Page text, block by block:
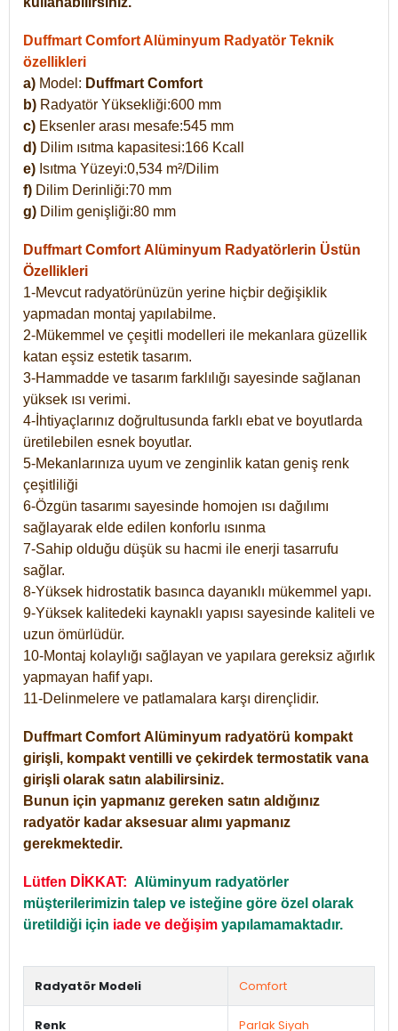
Duffmart Comfort Alüminyum Radyatör Teknik
özellikleri
a) Model: Duffmart Comfort
b) Radyatör Yüksekliği:600 mm
c) Eksenler arası mesafe:545 mm
d) Dilim ısıtma kapasitesi:166 Kcall
e) Isıtma Yüzeyi:0,534 m²/Dilim
f) Dilim Derinliği:70 mm
g) Dilim genişliği:80 mm
Duffmart Comfort Alüminyum Radyatörlerin Üstün
Özellikleri
1-Mevcut radyatörünüzün yerine hiçbir değişiklik
yapmadan montaj yapılabilme.
2-Mükemmel ve çeşitli modelleri ile mekanlara güzellik
katan eşsiz estetik tasarım.
3-Hammadde ve tasarım farklılığı sayesinde sağlanan
yüksek ısı verimi.
4-İhtiyaçlarınız doğrultusunda farklı ebat ve boyutlarda
üretilebilen esnek boyutlar.
5-Mekanlarınıza uyum ve zenginlik katan geniş renk
çeşitliliği
6-Özgün tasarımı sayesinde homojen ısı dağılımı
sağlayarak elde edilen konforlu ısınma
7-Sahip olduğu düşük su hacmi ile enerji tasarrufu
sağlar.
8-Yüksek hidrostatik basınca dayanıklı mükemmel yapı.
9-Yüksek kalitedeki kaynaklı yapısı sayesinde kaliteli ve
uzun ömürlüdür.
10-Montaj kolaylığı sağlayan ve yapılara gereksiz ağırlık
yapmayan hafif yapı.
11-Delinmelere ve patlamalara karşı dirençlidir.
Duffmart Comfort Alüminyum radyatörü kompakt
girişli, kompakt ventilli ve çekirdek termostatik vana
girişli olarak satın alabilirsiniz.
Bunun için yapmanız gereken satın aldığınız
radyatör kadar aksesuar alımı yapmanız
gerekmektedir.
Lütfen DİKKAT: Alüminyum radyatörler
müşterilerimizin talep ve isteğine göre özel olarak
üretildiği için iade ve değişim yapılamamaktadır.
Radyatör Modeli Comfort
Renk Parlak Siyah